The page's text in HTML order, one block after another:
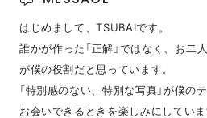
はじめまして、TSUBAIです。
誰かが作った「正解」ではなく、お二
が僕の役割だと思っています。
「特別感のない、特別な写真」が僕の
お会いできるときを楽しみにしていま